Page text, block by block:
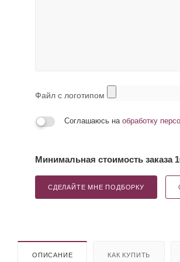
Файл с логотипом
Соглашаюсь на обработку
Минимальная стоимость заказа
СДЕЛАЙТЕ МНЕ ПОДБОРКУ
ОПИСАНИЕ КАК КУПИТЬ